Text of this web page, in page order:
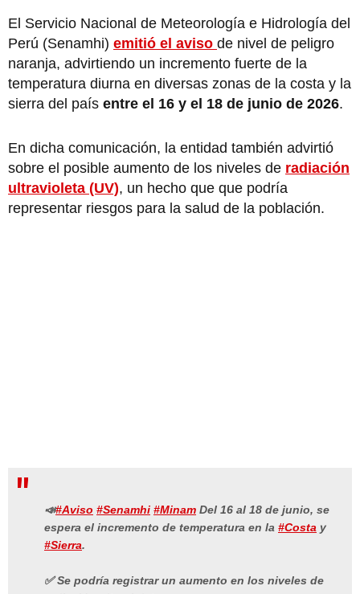
El Servicio Nacional de Meteorología e Hidrología del
Perú (Senamhi) emitió el aviso de nivel de peligro
naranja, advirtiendo un incremento fuerte de la
temperatura diurna en diversas zonas de la costa y la
sierra del país entre el 16 y el 18 de junio de 2026.
En dicha comunicación, la entidad también advirtió
sobre el posible aumento de los niveles de radiación
ultravioleta (UV), un hecho que que podría
representar riesgos para la salud de la población.
📣#Aviso #Senamhi #Minam Del 16 al 18 de junio, se
espera el incremento de temperatura en la #Costa y
#Sierra.
✅ Se podría registrar un aumento en los niveles de